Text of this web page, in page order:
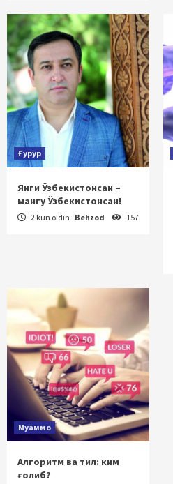
Ғурур
Янги Ўзбекистонсан –
мангу Ўзбекистонсан!
2 kun oldin Behzod 157
Муаммо
Алгоритм ва тил: ким
ғолиб?